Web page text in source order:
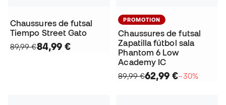
Chaussures de futsal
Tiempo Street Gato
89,99 €84,99 €
PROMOTION
Chaussures de futsal
Zapatilla fútbol sala
Phantom 6 Low
Academy IC
89,99 €62,99 €−30%